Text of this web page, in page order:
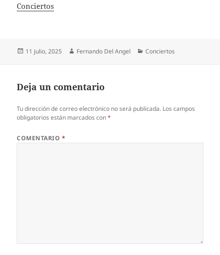
In relation to
Conciertos
Publicado
11 julio, 2025 Autor
Fernando Del Angel Categorías
Conciertos
Deja un comentario
Tu dirección de correo electrónico no será publicada. Los campos
obligatorios están marcados con*
COMENTARIO *